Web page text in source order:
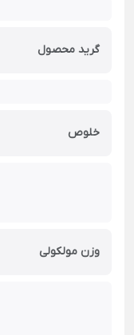
گرید محصول
خلوص
وزن مولکولی